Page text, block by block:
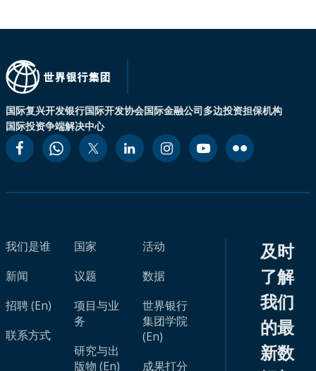
国际复兴开发银行国际开发协会国际金融公司多边投资担保机构
国际投资争端解决中心
我们是谁
新闻
招聘 (En)
联系方式
国家
议题
项目与业
务
研究与出
版物 (En)
活动
数据
世界银行
集团学院
(En)
成果打分
及时
了解
我们
的最
新数